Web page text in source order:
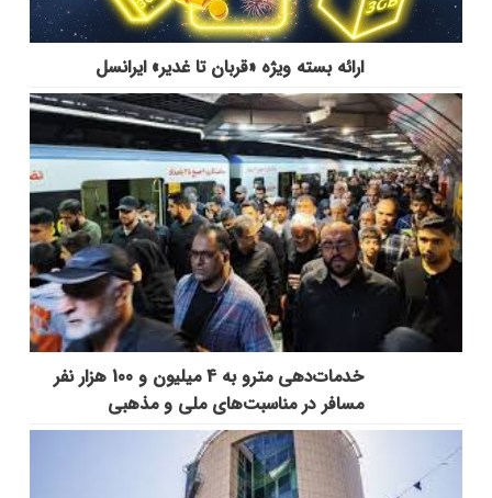
ارائه بسته ویژه «قربان تا غدیر» ایرانسل
خدمات‌دهي مترو به 4 ميليون و 100 هزار نفر
مسافر در مناسبت‌هاي ملي و مذهبي